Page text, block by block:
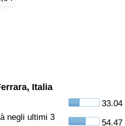
Italia
33.04
negli ultimi 3
54.47
per Nazione
per Nazione
(Corrente)
per Paese
(Corrente)